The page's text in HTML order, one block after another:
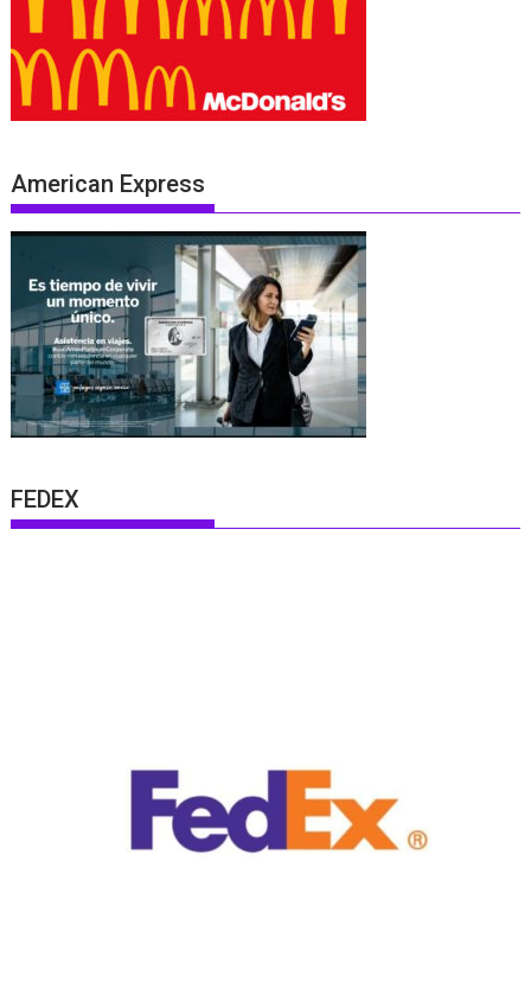
American Express
FEDEX